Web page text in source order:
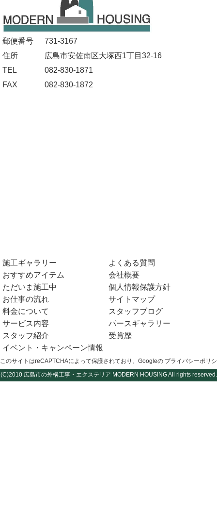
郵便番号
731-3167
住所
広島市安佐南区大塚西1丁目32-16
TEL
082-830-1871
FAX
082-830-1872
施工ギャラリー
おすすめアイテム
ただいま施工中
お仕事の流れ
料金について
サービス内容
スタッフ紹介
イベント・キャンペーン情報
よくある質問
会社概要
個人情報保護方針
サイトマップ
スタッフブログ
パースギャラリー
受賞歴
このサイトはreCAPTCHAによって保護されており、Googleの プライバシーポリ
(C)2010 広島市の外構工事・エクステリア MODERN HOUSING All rights reserved.